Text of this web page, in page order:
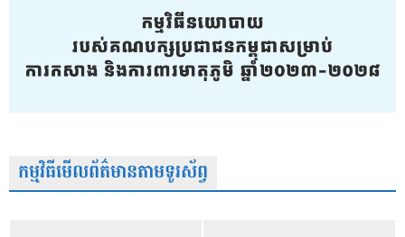
កម្មវិធីមើលព័ត៌មានតាមទូរស័ព្វ